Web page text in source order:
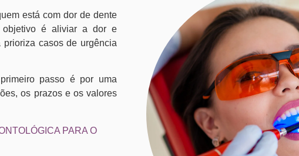
está com dor de dente
objetivo é aliviar a dor e
casos de urgência
passo é por uma
os prazos e os valores
PARA O